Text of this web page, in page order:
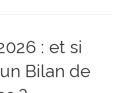
: et si
Bilan de